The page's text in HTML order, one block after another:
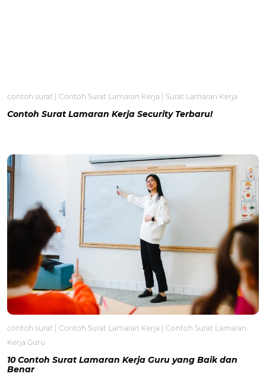
contoh surat Contoh Surat Lamaran Kerja Surat Lamaran Kerja
Contoh Surat Lamaran Kerja Security Terbaru!
contoh surat Contoh Surat Lamaran Kerja
Contoh Surat Lamaran
Kerja Guru
10 Contoh Surat Lamaran Kerja Guru yang Baik dan
Benar